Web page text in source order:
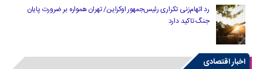
رد اتهام‌زنی تکراری رئیس‌جمهور اوکراین/ تهران همواره بر ضرورت پایان
جنگ تاکید دارد
اخبار اقتصادی